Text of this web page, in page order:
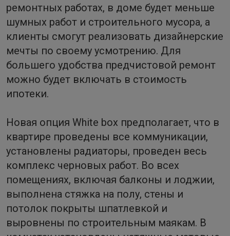
ремонтных работах, в доме будет меньше
шумных работ и строительного мусора, а
клиенты смогут реализовать дизайнерские
мечты по своему усмотрению. Для
большего удобства предчистовой ремонт
можно будет включать в стоимость
ипотеки.
Новая опция White box предполагает, что в
квартире проведены все коммуникации,
установлены радиаторы, проведен весь
комплекс черновых работ. Во всех
помещениях, включая балконы и лоджии,
выполнена стяжка на полу, стены и
потолок покрыты шпатлевкой и
выровнены по строительным маякам. В